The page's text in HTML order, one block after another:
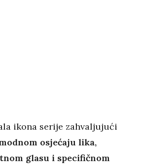
ikona serije zahvaljujući
osjećaju lika,
glasu i specifičnom